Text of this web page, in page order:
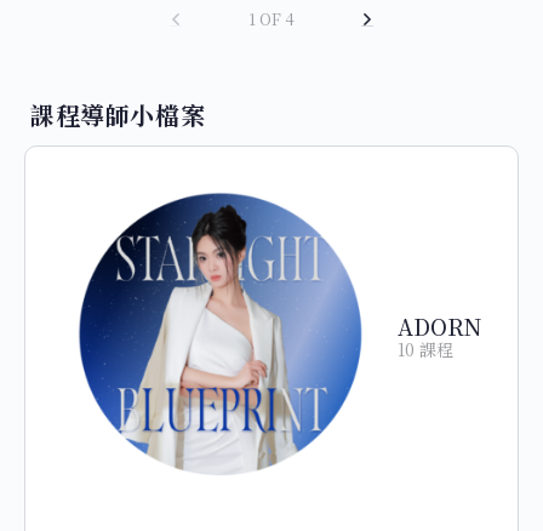
1 OF 4
課程導師小檔案
ADORN
10 課程